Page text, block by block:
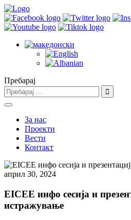
Пребарај
За нас
Проекти
Вести
Контакт
април 30, 2024
EICEE инфо сесија и
истражување